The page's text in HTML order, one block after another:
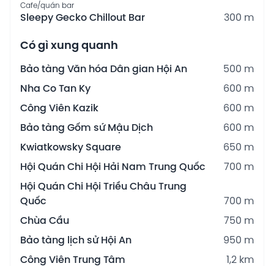
Cafe/quán bar
Sleepy Gecko Chillout Bar 300 m
Có gì xung quanh
Bảo tàng Văn hóa Dân gian Hội An
500 m
Nha Co Tan Ky
600 m
Công Viên Kazik
600 m
Bảo tàng Gốm sứ Mậu Dịch
600 m
Kwiatkowsky Square
650 m
Hội Quán Chi Hội Hải Nam Trung Quốc
700 m
Hội Quán Chi Hội Triều Châu Trung
Quốc
700 m
Chùa Cầu
750 m
Bảo tàng lịch sử Hội An
950 m
Công Viên Trung Tâm
1,2 km